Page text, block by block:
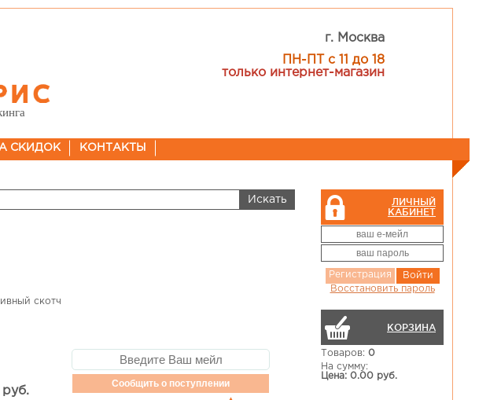
г. Москва
ПН-ПТ с 11 до 18
только интернет-магазин
СКИДОК КОНТАКТЫ
ЛИЧНЫЙ
КАБИНЕТ
Регистрация
Войти
Восстановить пароль
КОРЗИНА
Товаров: 0
На сумму:
Цена: 0.00 руб.
скотч
руб.
Сообщить о поступлении